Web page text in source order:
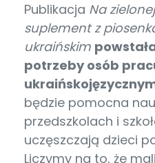
Publikacja Na
suplement z
ukraińskim
potrzeby osób
będzie pomocna
przedszkolach i
uczęszczają dzieci
Liczymy na to, że